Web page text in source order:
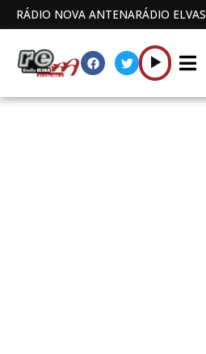
RÁDIO NOVA ANTENARÁDIO ELVAS